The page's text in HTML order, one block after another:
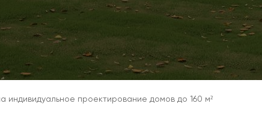
индивидуальное проектирование домов до 160 м²